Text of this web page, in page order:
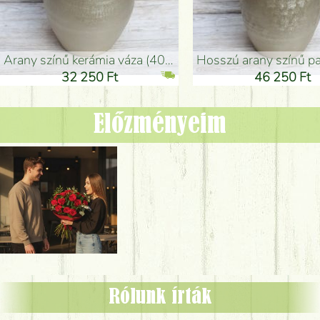
arany színű kerámia váza (40x26cm)
32 250 Ft
hosszú arany színű
46 250 Ft
Előzményeim
Rólunk írták